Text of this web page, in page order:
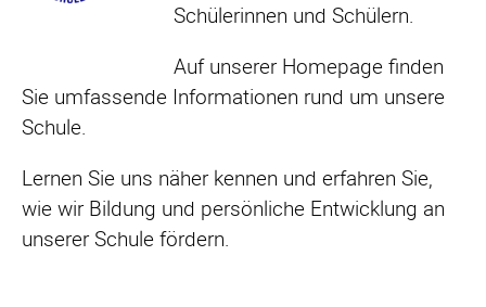
Schülerinnen und Schülern.
Auf unserer Homepage finden
Sie umfassende Informationen rund um unsere
Schule.
Lernen Sie uns näher kennen und erfahren Sie,
wie wir Bildung und persönliche Entwicklung an
unserer Schule fördern.